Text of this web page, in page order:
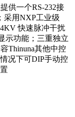
供一个RS-232接
采用NXP工业级
快速脉冲干扰
示功能；三重独立
Thinuna其他中控
况下可DIP手动控